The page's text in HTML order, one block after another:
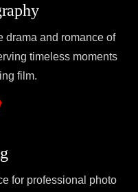
drama and romance of
timeless moments
film.
for professional photo